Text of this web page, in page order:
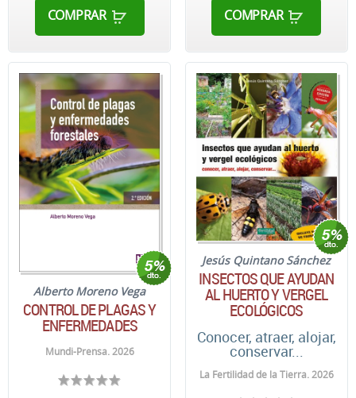
COMPRAR COMPRAR
Alberto Moreno Vega
CONTROL DE PLAGAS Y
ENFERMEDADES
Mundi-Prensa. 2026
Jesús Quintano Sánchez
INSECTOS QUE AYUDAN
AL HUERTO Y VERGEL
ECOLÓGICOS
Conocer, atraer, alojar,
conservar...
La Fertilidad de la Tierra. 2026